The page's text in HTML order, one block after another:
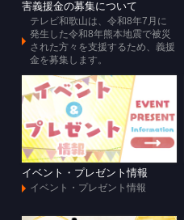
害義援金の募集について
テレビ和歌山は、令和8年7月に
発生した令和8年熊本地震で被災
された方々を支援するため、義援
金を募集します。
イベント・プレゼント情報
イベント・プレゼント情報